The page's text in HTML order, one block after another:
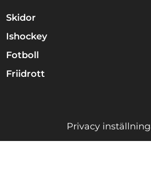
Skidor
Ishockey
Fotboll
Friidrott
Privacy